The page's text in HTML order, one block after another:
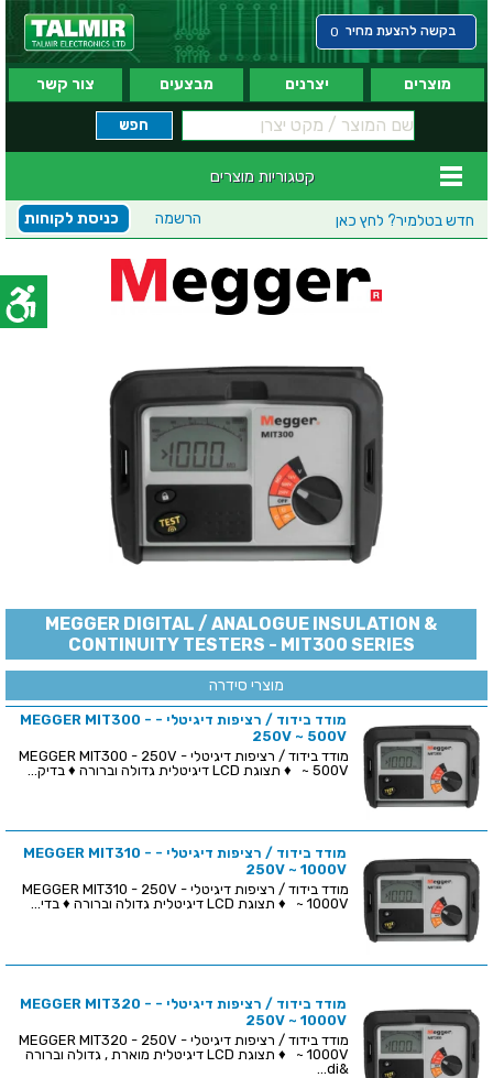
בקשה להצעת מחיר 0
מוצרים יצרנים מבצעים צור קשר
קטגוריות מוצרים
חדש בטלמיר? לחץ כאן כניסת לקוחות הרשמה
MEGGER DIGITAL / ANALOGUE INSULATION &
CONTINUITY TESTERS - MIT300 SERIES
מוצרי סידרה
מודד בידוד / רציפות דיגיטלי - MEGGER MIT300 -
250V ~ 500V
מודד בידוד / רציפות דיגיטלי - MEGGER MIT300 - 250V
~ 500V ♦ תצוגת LCD דיגיטלית גדולה וברורה ♦ בדיק...
מודד בידוד / רציפות דיגיטלי - MEGGER MIT310 -
250V ~ 1000V
מודד בידוד / רציפות דיגיטלי - MEGGER MIT310 - 250V
~ 1000V ♦ תצוגת LCD דיגיטלית גדולה וברורה ♦ בדי...
מודד בידוד / רציפות דיגיטלי - MEGGER MIT320 -
250V ~ 1000V
מודד בידוד / רציפות דיגיטלי - MEGGER MIT320 - 250V
~ 1000V ♦ תצוגת LCD דיגיטלית מוארת , גדולה וברורה
&di...